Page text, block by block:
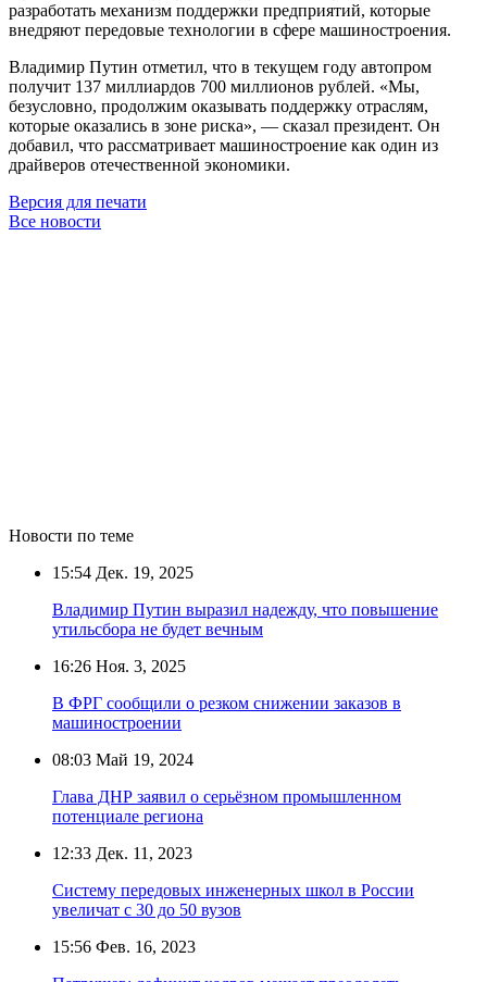
разработать механизм поддержки предприятий, которые
внедряют передовые технологии в сфере машиностроения.
Владимир Путин отметил, что в текущем году автопром
получит 137 миллиардов 700 миллионов рублей. «Мы,
безусловно, продолжим оказывать поддержку отраслям,
которые оказались в зоне риска», — сказал президент. Он
добавил, что рассматривает машиностроение как один из
драйверов отечественной экономики.
Версия для печати
Все новости
Новости по теме
15:54 Дек. 19, 2025
Владимир Путин выразил надежду, что повышение
утильсбора не будет вечным
16:26 Ноя. 3, 2025
В ФРГ сообщили о резком снижении заказов в
машиностроении
08:03 Май 19, 2024
Глава ДНР заявил о серьёзном промышленном
потенциале региона
12:33 Дек. 11, 2023
Систему передовых инженерных школ в России
увеличат с 30 до 50 вузов
15:56 Фев. 16, 2023